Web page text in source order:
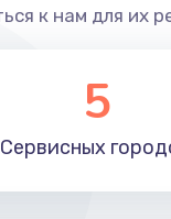
Заказать
1190 руб.
Заказать
к нам для их
5
Сервисных